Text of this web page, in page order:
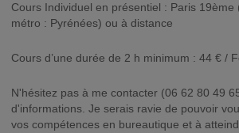
Cours Individuel en présentiel : Paris 19ème
métro : Pyrénées) ou à distance
Cours d’une durée de 2 h minimum : 44 € /
N'hésitez pas à me contacter (06 62 80 49
d'informations. Je serais ravie de pouvoir
vos compétences en bureautique et à